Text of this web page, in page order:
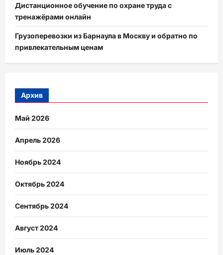
Дистанционное обучение по охране труда с
тренажёрами онлайн
Грузоперевозки из Барнаула в Москву и обратно по
привлекательным ценам
Архив
Май 2026
Апрель 2026
Ноябрь 2024
Октябрь 2024
Сентябрь 2024
Август 2024
Июль 2024